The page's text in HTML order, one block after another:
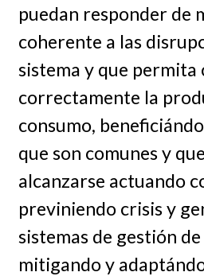
puedan responder de
coherente a las
sistema y que permita
correctamente la
consumo,
que son comunes y
alcanzarse actuando
previniendo crisis y
sistemas de gestión
mitigando y